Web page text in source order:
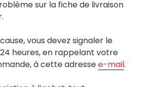
sur la fiche de livraison
vous devez signaler le
heures, en rappelant votre
à cette adressee-mail.